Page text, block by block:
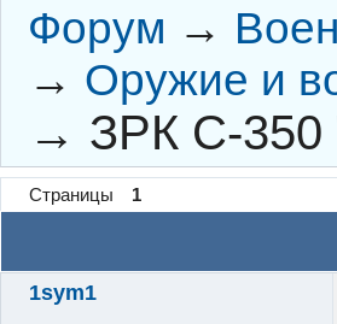
Форум →
→ Оружие и
→ ЗРК С-350
Страницы 1
1sym1